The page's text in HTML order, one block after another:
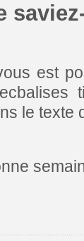
est
balises
le texte